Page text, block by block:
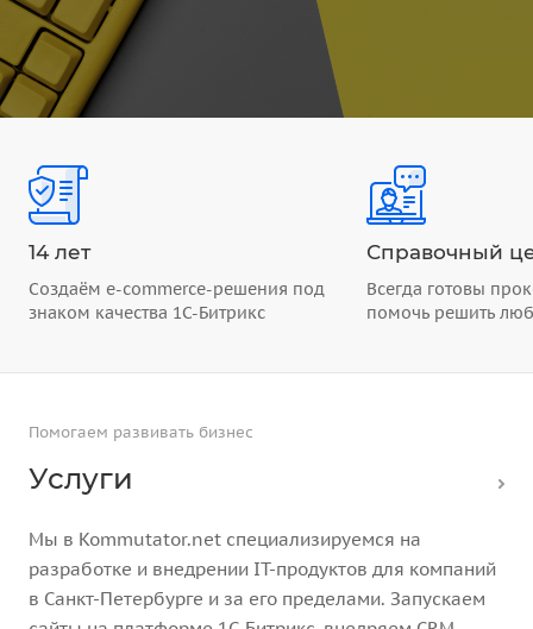
14 лет
Создаём e-commerce-решения под
знаком качества 1С-Битрикс
Справочный
Всегда готовы
помочь решить
Помогаем развивать бизнес
Услуги
Мы в Kommutator.net специализируемся на
разработке и внедрении IT-продуктов для компаний
в Санкт-Петербурге и за его пределами. Запускаем